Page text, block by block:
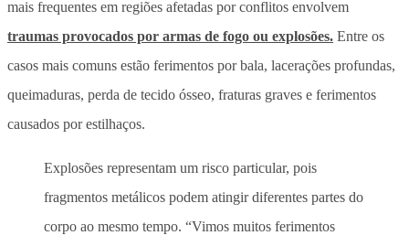
mais frequentes em regiões afetadas por conflitos envolvem
traumas provocados por armas de fogo ou explosões. Entre os
casos mais comuns estão ferimentos por bala, lacerações profundas,
queimaduras, perda de tecido ósseo, fraturas graves e ferimentos
causados por estilhaços.
Explosões representam um risco particular, pois
fragmentos metálicos podem atingir diferentes partes do
corpo ao mesmo tempo. “Vimos muitos ferimentos